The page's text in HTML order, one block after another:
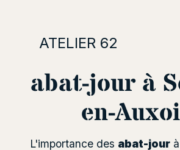
ATELIER 62
abat-jour à
en-
L'importance des abat-jour